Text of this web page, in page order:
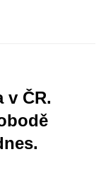
v ČR.